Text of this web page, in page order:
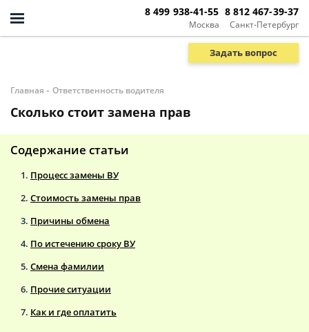
Москва
8 499 938-41-55
Санкт-Петербург
8 812 467-39-37
Задать вопрос
Главная - Ответственность водителя
Сколько стоит замена прав
Содержание статьи
Процесс замены ВУ
Стоимость замены прав
Причины обмена
По истечению сроку ВУ
Смена фамилии
Прочие ситуации
Как и где оплатить